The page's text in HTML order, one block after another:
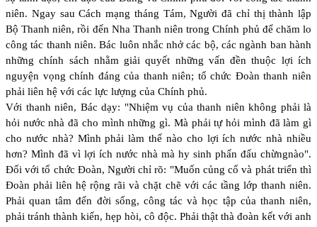
niên. Ngay sau Cách mạng tháng Tám, Người đã chỉ thị thành lập
Bộ Thanh niên, rồi đến Nha Thanh niên trong Chính phủ để chăm lo
công tác thanh niên. Bác luôn nhắc nhở các bộ, các ngành ban hành
những chính sách nhằm giải quyết những vấn đền thuộc lợi ích
nguyện vọng chính đáng của thanh niên; tổ chức Đoàn thanh niên
phải liên hệ với các lực lượng của Chính phủ.
Với thanh niên, Bác dạy: "Nhiệm vụ của thanh niên không phải là
hỏi nước nhà đã cho mình những gì. Mà phải tự hỏi mình đã làm gì
cho nước nhà? Mình phải làm thế nào cho lợi ích nước nhà nhiều
hơn? Mình đã vì lợi ích nước nhà mà hy sinh phấn đấu chừngnào".
Đối với tổ chức Đoàn, Người chỉ rõ: "Muốn củng cố và phát triển thì
Đoàn phải liên hệ rộng rãi và chặt chẽ với các tầng lớp thanh niên.
Phải quan tâm đến đời sống, công tác và học tập của thanh niên,
phải tránh thành kiến, hẹp hòi, cô độc. Phải thật thà đoàn kết với anh